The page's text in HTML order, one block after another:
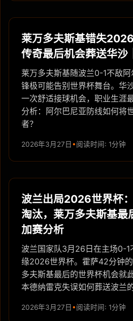
莱万多夫斯基错失
传奇最后机会葬送华沙
莱万多夫斯基随波兰0-1不敌
锋极可能告别世界杯舞台。华
一次舒适接球机会，职业生涯
分析：阿尔巴尼亚防线如何将
者？
2026年3月27日 阅读时间: 1分钟
波兰出局2026世界杯
淘汰，莱万多夫斯基最
加赛分析
波兰国家队3月26日在主场0-1
缘2026世界杯。霍萨42分钟
多夫斯基最后的世界杯机会就
本德纳雷克失误如何葬送波兰
2026年3月27日 阅读时间: 1分钟